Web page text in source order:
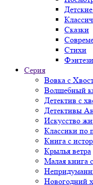
Сказки
Стихи
Серия
Вовка с
Волшебный
Детектив с
Детективы
Искусство
Классики по
Книга с
Крылья ветра
Малая книга
Новогодний